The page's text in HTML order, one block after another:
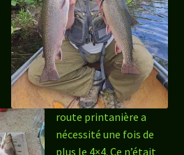
route printanière a
nécessité une fois de
plus le 4×4. Ce n’était